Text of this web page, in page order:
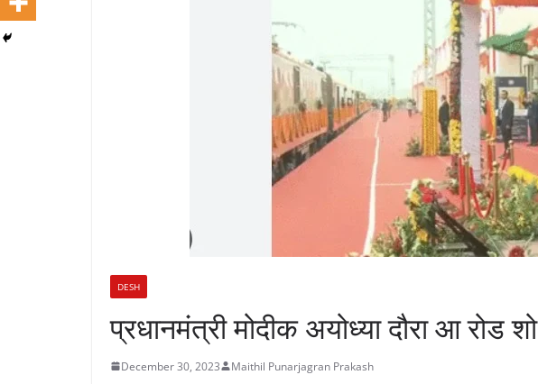
DESH
प्रधानमंत्री मोदीक अयोध्या दौरा आ रोड शो
December 30, 2023 Maithil Punarjagran Prakash